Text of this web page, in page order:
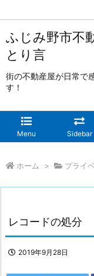
ふじみ野市不
とり言
街の不動産屋が日常で
す！
Menu Sidebar
ホーム > プライ
レコードの処分
2019年9月28日